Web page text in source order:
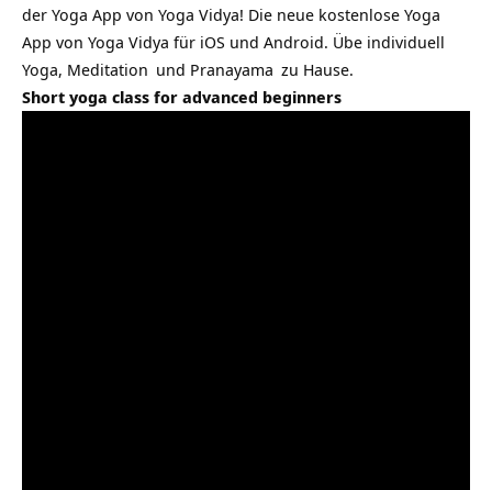
der Yoga App von Yoga Vidya! Die neue kostenlose Yoga
App von Yoga Vidya für iOS und Android. Übe individuell
Yoga, Meditation und Pranayama zu Hause.
Short yoga class for advanced beginners